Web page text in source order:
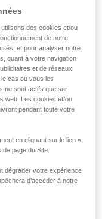
SPÉCIFICITÉS
facilité à donner
du mou
235 g
compacité et
poignée anti-
panique et mode
moulinette
des cookies et/ou
de notre
et pour analyser notre
quant à votre navigation
et de réseaux
cas où vous les
ne sont actifs que sur
web. Les cookies et/ou
pendant toute votre
en cliquant sur le lien «
page du Site.
dégrader votre expérience
d’accéder à notre